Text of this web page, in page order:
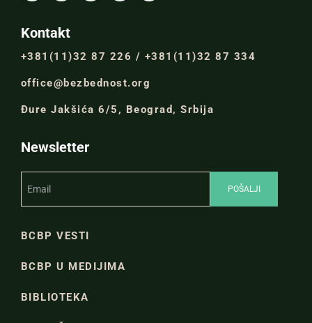
Kontakt
+381(11)32 87 226 / +381(11)32 87 334
office@bezbednost.org
Đure Jakšića 6/5, Beograd, Srbija
Newsletter
BCBP VESTI
BCBP U MEDIJIMA
BIBLIOTEKA